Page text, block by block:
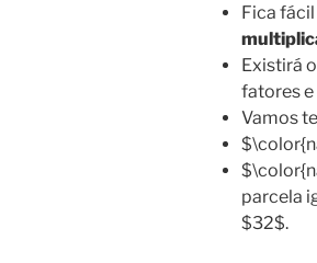
Fica fácil
Existirá
fatores e
Vamos
parcela
$32$.